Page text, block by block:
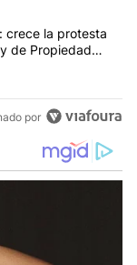
vallado y bajo
crece la protesta
de Propiedad
por